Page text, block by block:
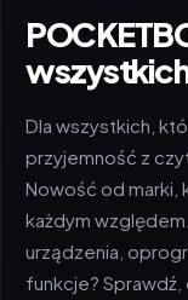
Dla wszystkich,
przyjemność z
Nowość od marki,
każdym
urządzenia,
funkcje? Sprawdź,